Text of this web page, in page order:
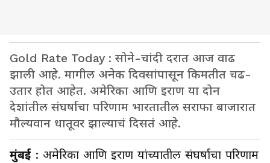
Gold Rate Today : सोने-चांदी दरात आज वाढ
झाली आहे. मागील अनेक दिवसांपासून किमतीत चढ-
उतार होत आहेत. अमेरिका आणि इराण या दोन
देशांतील संघर्षाचा परिणाम भारतातील सराफा बाजारात
मौल्यवान धातूवर झाल्याचं दिसतं आहे.
मुंबई : अमेरिका आणि इराण यांच्यातील संघर्षाचा परिणाम